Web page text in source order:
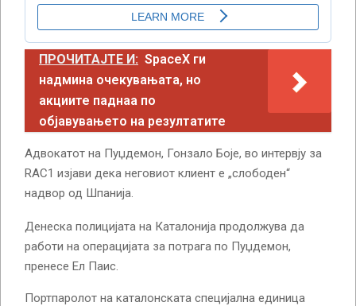
ПРОЧИТАЈТЕ И: SpaceX ги
надмина очекувањата, но
акциите паднаа по
објавувањето на резултатите
Адвокатот на Пуџдемон, Гонзало Боје, во интервју за
RAC1 изјави дека неговиот клиент е „слободен“
надвор од Шпанија.
Денеска полицијата на Каталонија продолжува да
работи на операцијата за потрага по Пуџдемон,
пренесе Ел Паис.
Портпаролот на каталонската специјална единица